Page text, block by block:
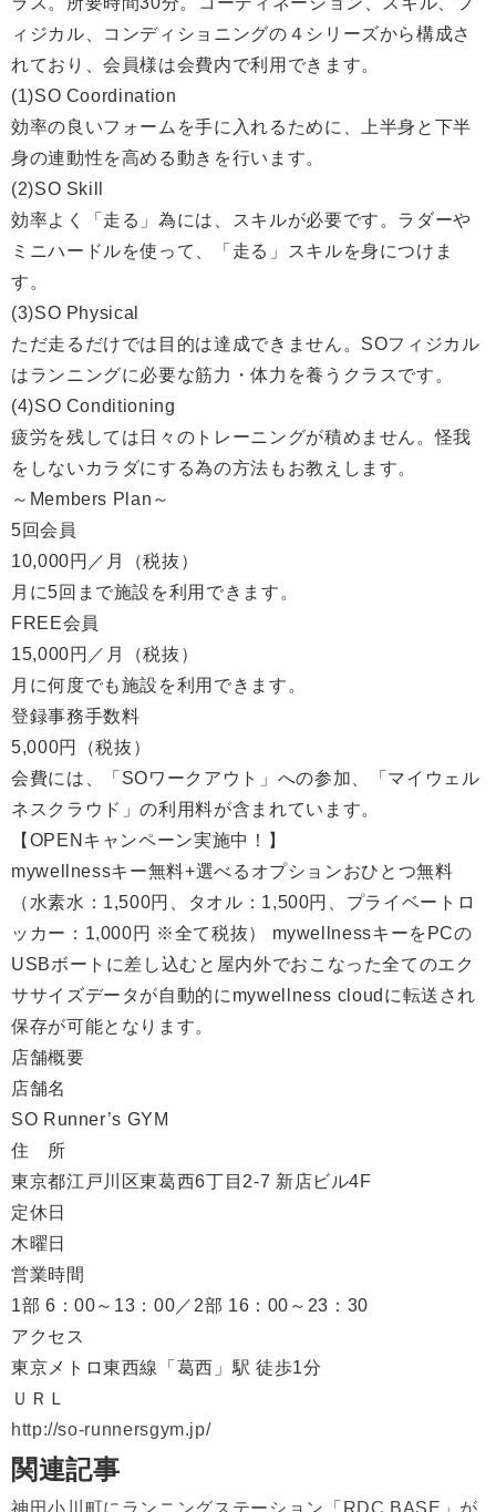
ィジカル、コンディショニングの４シリーズから構成さ
れており、会員様は会費内で利用できます。
(1)SO Coordination
効率の良いフォームを手に入れるために、上半身と下半
身の連動性を高める動きを行います。
(2)SO Skill
効率よく「走る」為には、スキルが必要です。ラダーや
ミニハードルを使って、「走る」スキルを身につけま
す。
(3)SO Physical
ただ走るだけでは目的は達成できません。SOフィジカル
はランニングに必要な筋力・体力を養うクラスです。
(4)SO Conditioning
疲労を残しては日々のトレーニングが積めません。怪我
をしないカラダにする為の方法もお教えします。
～Members Plan～
5回会員
10,000円／月（税抜）
月に5回まで施設を利用できます。
FREE会員
15,000円／月（税抜）
月に何度でも施設を利用できます。
登録事務手数料
5,000円（税抜）
会費には、「SOワークアウト」への参加、「マイウェル
ネスクラウド」の利用料が含まれています。
【OPENキャンペーン実施中！】
mywellnessキー無料+選べるオプションおひとつ無料
（水素水：1,500円、タオル：1,500円、プライベートロ
ッカー：1,000円 ※全て税抜） mywellnessキーをPCの
USBボートに差し込むと屋内外でおこなった全てのエク
ササイズデータが自動的にmywellness cloudに転送され
保存が可能となります。
店舗概要
店舗名
SO Runner’s GYM
住 所
東京都江戸川区東葛西6丁目2-7 新店ビル4F
定休日
木曜日
営業時間
1部 6：00～13：00／2部 16：00～23：30
アクセス
東京メトロ東西線「葛西」駅 徒歩1分
ＵＲＬ
http://so-runnersgym.jp/
関連記事
神田小川町にランニングステーション「RDC BASE」が